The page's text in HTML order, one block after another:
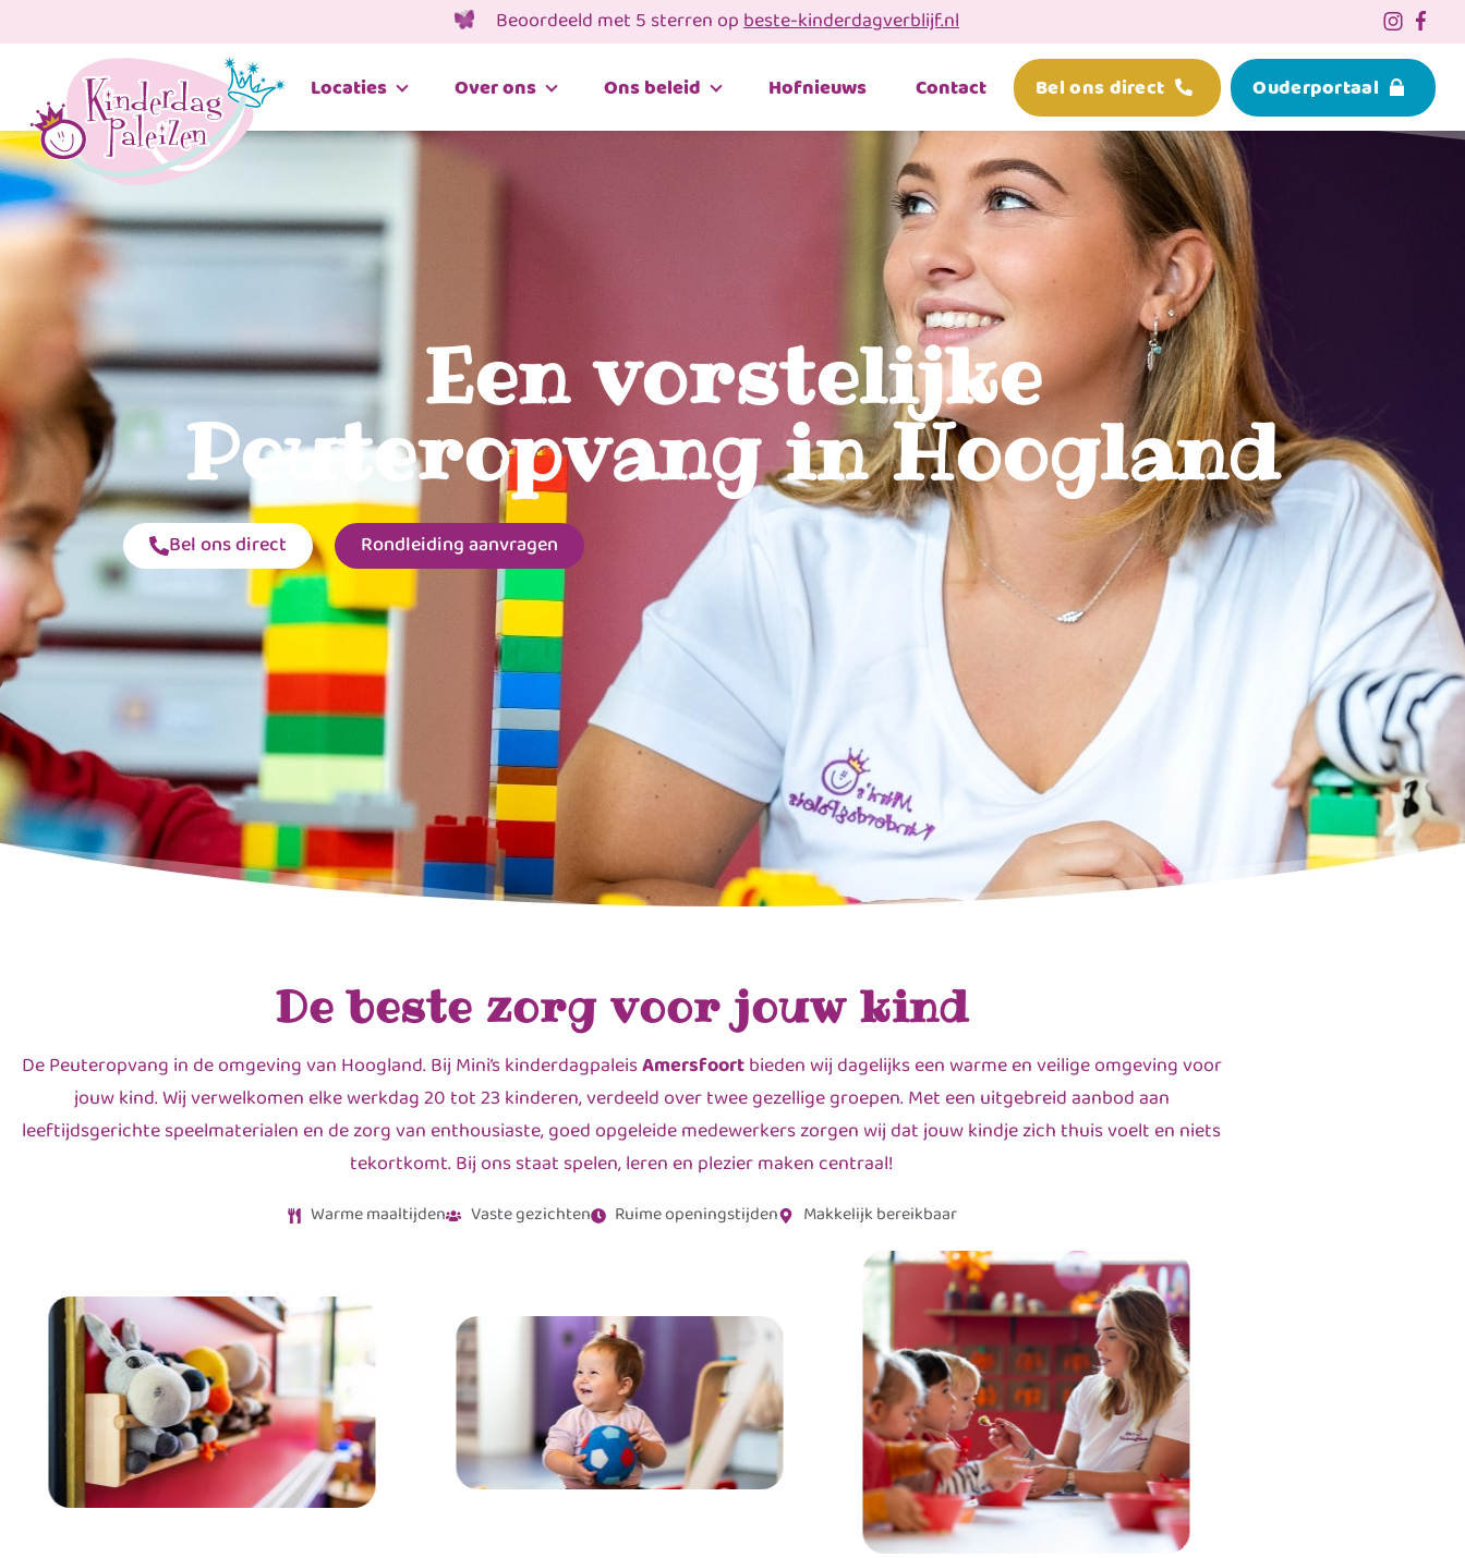
Beoordeeld met 5 sterren opbeste-kinderdagverblijf.nl
Bel ons direct Ouderportaal
Locaties Over ons Ons beleid Hofnieuws Contact
Een vorstelijke
Peuteropvang in Hoogland
Bel ons direct Rondleiding aanvragen
De beste zorg voor jouw kind
De Peuteropvang in de omgeving van Hoogland. Bij Mini’s kinderdagpaleisAmersfoortbieden wij dagelijks een warme en veilige omgeving voor
jouw kind. Wij verwelkomen elke werkdag 20 tot 23 kinderen, verdeeld over twee gezellige groepen. Met een uitgebreid aanbod aan
leeftijdsgerichte speelmaterialen en de zorg van enthousiaste, goed opgeleide medewerkers zorgen wij dat jouw kindje zich thuis voelt en niets
tekortkomt. Bij ons staat spelen, leren en plezier maken centraal!
Warme maaltijden Vaste gezichten Ruime openingstijden Makkelijk bereikbaar